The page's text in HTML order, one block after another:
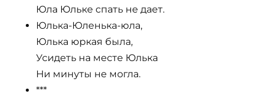
Юла Юльке спать не дает.
Юлька-Юленька-юла,
Юлька юркая была,
Усидеть на месте Юлька
Ни минуты не могла.
***